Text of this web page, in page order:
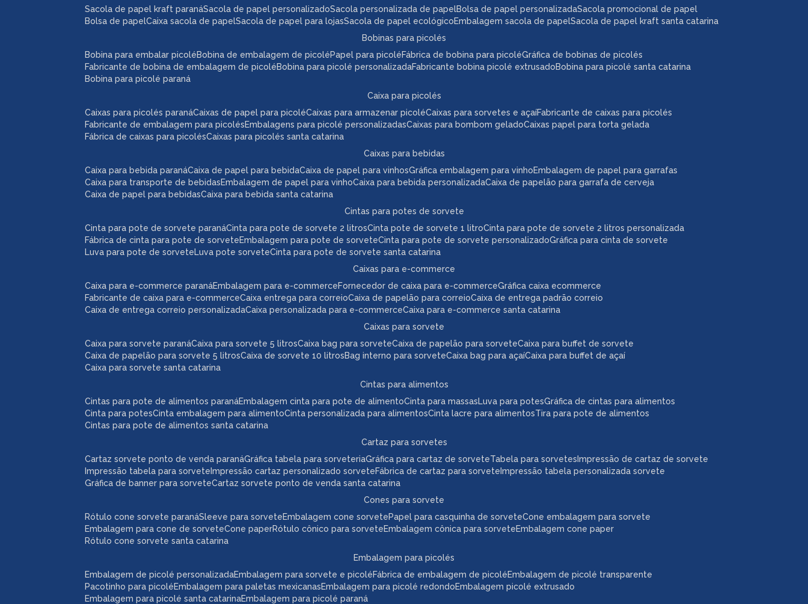
bobinas para picolés
bobina para embalar picolé
bobina de embalagem de picolé papel para picolé
gráfica de bobinas de picolés
fabricante de bobina de embalagem de picolé
fabricante bobina picolé extrusado
bobina para picolé personalizada
fábrica de bobina para picolé
bobina para picolé santa catarina
bobina para picolé paraná
caixa para picolés
caixas de papel para picolé
caixas para armazenar picolé
caixas para sorvetes e açaí
fabricante de embalagem para picolés embalagens para picolé personalizadas caixas papel para torta gelada
caixas para bombom gelado
fabricante de caixas para picolés
fábrica de caixas para picolés caixas para picolés santa catarina
caixas para picolés paraná
caixas para bebidas
caixa de papel para bebida
caixa de papel para vinhos
gráfica embalagem para vinho
caixa para transporte de bebidas embalagem de papel para vinho caixa de papelão para garrafa de cerveja
caixa para bebida personalizada
embalagem de papel para garrafas
caixa de papel para bebidas caixa para bebida santa catarina
caixa para bebida paraná
caixas para e-commerce
embalagem para e-commerce fornecedor de caixa para e-commerce
gráfica caixa ecommerce
caixa entrega para correio
caixa de papelão para correio
caixa de entrega correio personalizada
caixa de entrega padrão correio
fabricante de caixa para e-commerce
caixa personalizada para e-commerce
caixa para e-commerce santa catarina
caixa para e-commerce paraná
caixas para sorvete
caixa para sorvete 5 litros
caixa bag para sorvete
caixa de papelão para sorvete
caixa de papelão para sorvete 5 litros
caixa de sorvete 10 litros caixa bag para açaí
bag interno para sorvete
caixa para buffet de sorvete
caixa para buffet de açaí
caixa para sorvete santa catarina
caixa para sorvete paraná
cartaz para sorvetes
gráfica tabela para sorveteria
gráfica para cartaz de sorvete
tabela para sorvetes
impressão tabela para sorvete impressão cartaz personalizado sorvete impressão tabela personalizada sorvete
fábrica de cartaz para sorvete
impressão de cartaz de sorvete
gráfica de banner para sorvete cartaz sorvete ponto de venda santa catarina
cartaz sorvete ponto de venda paraná
cintas para alimentos
embalagem cinta para pote de alimento
cinta para massas luva para potes
cinta para potes
cinta embalagem para alimento cinta lacre para alimentos
cinta personalizada para alimentos
gráfica de cintas para alimentos
tira para pote de alimentos
cintas para pote de alimentos santa catarina
cintas para pote de alimentos paraná
cintas para potes de sorvete
cinta para pote de sorvete 2 litros
cinta pote de sorvete 1 litro
cinta para pote de sorvete 2 litros personalizada
embalagem para pote de sorvete
cinta para pote de sorvete personalizado
luva para pote de sorvete
gráfica para cinta de sorvete
fábrica de cinta para pote de sorvete
luva pote sorvete
cinta para pote de sorvete santa catarina
cinta para pote de sorvete paraná
cones para sorvete
sleeve para sorvete embalagem cone sorvete
papel para casquinha de sorvete
embalagem para cone de sorvete
cone paper embalagem cônica para sorvete
rótulo cônico para sorvete
cone embalagem para sorvete
embalagem cone paper
rótulo cone sorvete santa catarina
rótulo cone sorvete paraná
embalagem para picolés
embalagem de picolé personalizada embalagem para sorvete e picolé fábrica de embalagem de picolé
pacotinho para picolé embalagem para paletas mexicanas embalagem picolé extrusado
embalagem para picolé redondo
embalagem de picolé transparente
embalagem para picolé santa catarina embalagem para picolé paraná
sacola de papel personalizado sacola personalizada de papel bolsa de papel personalizada
bolsa de papel
caixa sacola de papel sacola de papel ecológico
sacola de papel para lojas
sacola promocional de papel
embalagem sacola de papel sacola de papel kraft santa catarina
sacola de papel kraft paraná